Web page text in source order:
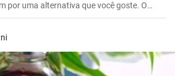
por uma alternativa que você goste. O
mais leve e igualmente fofinho.